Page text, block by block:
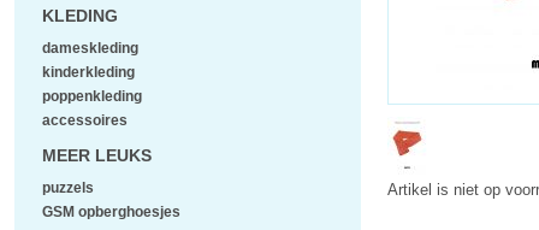
Artikel is niet op
KLEDING
dameskleding
kinderkleding
poppenkleding
accessoires
MEER LEUKS
puzzels
GSM opberghoesjes